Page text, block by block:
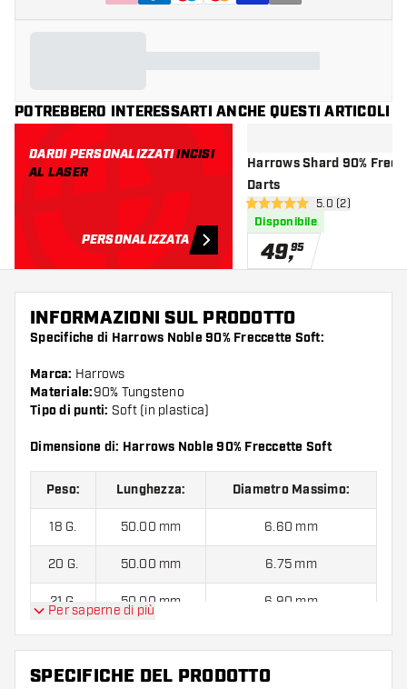
POTREBBERO INTERESSARTI ANCHE QUESTI ARTICOLI
DARDI PERSONALIZZATIINCISI
AL LASER
PERSONALIZZATA
Harrows Shard 90%
Darts
apri pannello
5 stelle di valutazione
5.0 (2)
Disponibile
49,95
INFORMAZIONI SUL PRODOTTO
Specifiche di Harrows Noble 90% Freccette Soft:
Marca: Harrows
Materiale:90% Tungsteno
Tipo di punti: Soft (in plastica)
Dimensione di: Harrows Noble 90% Freccette Soft
Peso: Lunghezza: Diametro Massimo:
18 G. 50.00 mm 6.60 mm
20 G. 50.00 mm 6.75 mm
21 G. 50.00 mm 6.90 mm
alette e 3 astine.
Per saperne di più
SPECIFICHE DEL PRODOTTO